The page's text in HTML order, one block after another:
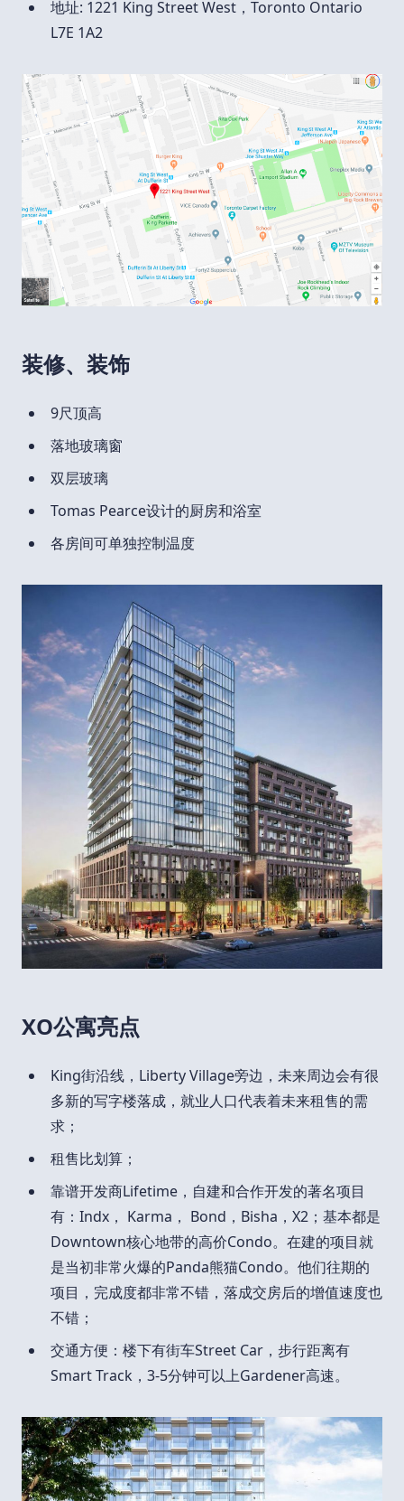
地址: 1221 King Street West，Toronto Ontario
L7E 1A2
装修、装饰
9尺顶高
落地玻璃窗
双层玻璃
Tomas Pearce设计的厨房和浴室
各房间可单独控制温度
XO公寓亮点
King街沿线，Liberty Village旁边，未来周边会有很
多新的写字楼落成，就业人口代表着未来租售的需
求；
租售比划算；
靠谱开发商Lifetime，自建和合作开发的著名项目
有：Indx， Karma， Bond，Bisha，X2；基本都是
Downtown核心地带的高价Condo。在建的项目就
是当初非常火爆的Panda熊猫Condo。他们往期的
项目，完成度都非常不错，落成交房后的增值速度也
不错；
交通方便：楼下有街车Street Car，步行距离有
Smart Track，3-5分钟可以上Gardener高速。